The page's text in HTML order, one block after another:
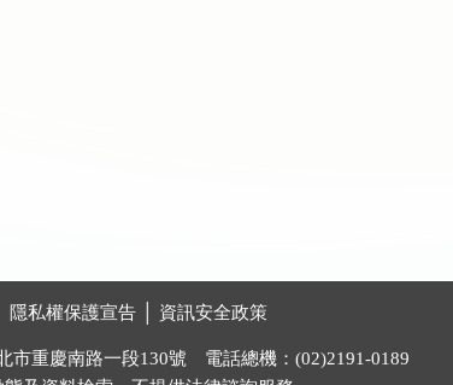
隱私權保護宣告 資訊安全政策
市重慶南路一段130號 電話總機：(02)2191-0189